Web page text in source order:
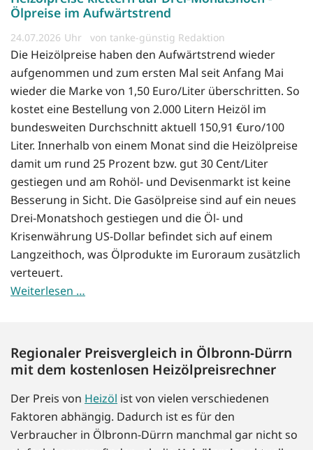
Ölpreise im Aufwärtstrend
24.07.2026 von tanke-günstig Redaktion
Die Heizölpreise haben den Aufwärtstrend wieder
aufgenommen und zum ersten Mal seit Anfang Mai
wieder die Marke von 1,50 Euro/Liter überschritten. So
kostet eine Bestellung von 2.000 Litern Heizöl im
bundesweiten Durchschnitt aktuell 150,91 €uro/100
Liter. Innerhalb von einem Monat sind die Heizölpreise
damit um rund 25 Prozent bzw. gut 30 Cent/Liter
gestiegen und am Rohöl- und Devisenmarkt ist keine
Besserung in Sicht. Die Gasölpreise sind auf ein neues
Drei-Monatshoch gestiegen und die Öl- und
Krisenwährung US-Dollar befindet sich auf einem
Langzeithoch, was Ölprodukte im Euroraum zusätzlich
verteuert.
Weiterlesen …
Regionaler Preisvergleich in Ölbronn-Dürrn
mit dem kostenlosen Heizölpreisrechner
Der Preis von Heizöl ist von vielen verschiedenen
Faktoren abhängig. Dadurch ist es für den
Verbraucher in Ölbronn-Dürrn manchmal gar nicht so